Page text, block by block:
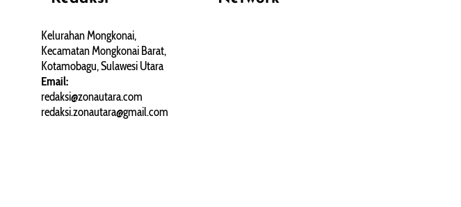
Kelurahan Mongkonai,
Kecamatan Mongkonai Barat,
Kotamobagu, Sulawesi Utara
Email:
redaksi@zonautara.com
redaksi.zonautara@gmail.com